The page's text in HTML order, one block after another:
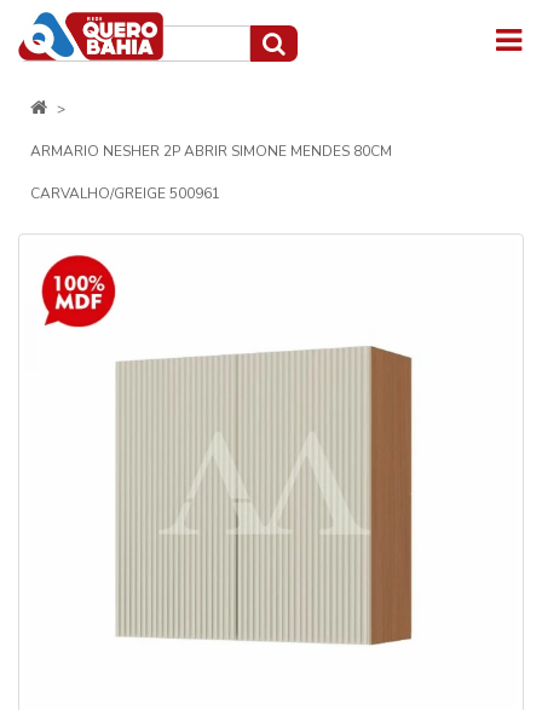
ARMARIO NESHER 2P ABRIR SIMONE MENDES 80CM
CARVALHO/GREIGE 500961